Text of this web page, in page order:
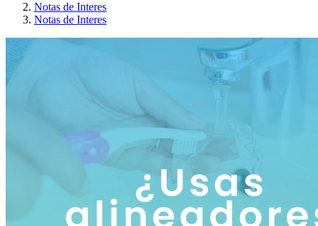
Notas de Interes
Notas de Interes